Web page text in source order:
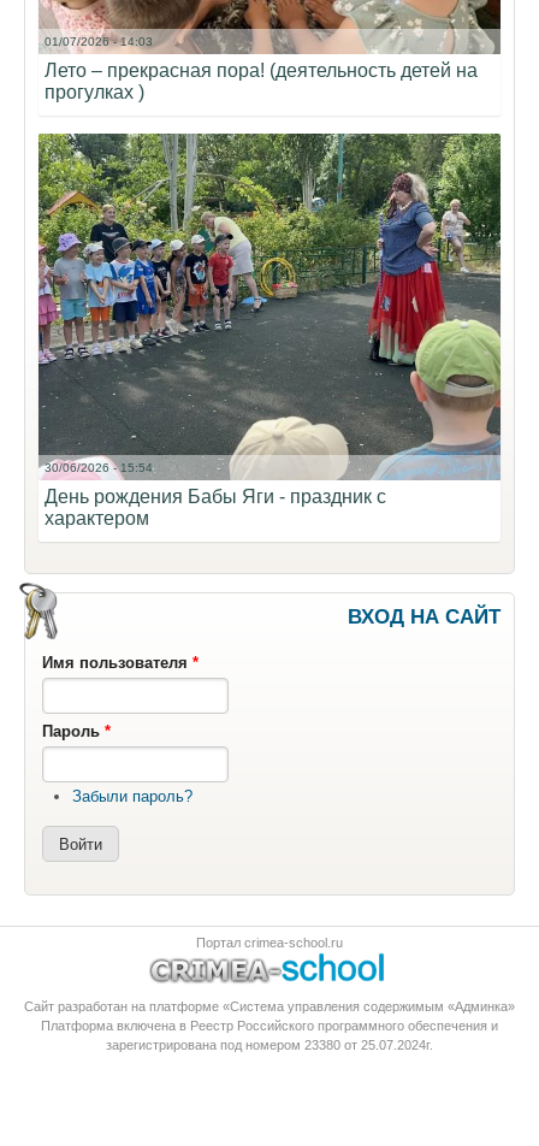
01/07/2026 - 14:03
Лето – прекрасная пора! (деятельность детей на
прогулках )
30/06/2026 - 15:54
День рождения Бабы Яги - праздник с
характером
ВХОД НА САЙТ
Имя пользователя *
Пароль *
Забыли пароль?
Портал crimea-school.ru
Сайт разработан на платформе «Система управления содержимым «Админка»
Платформа включена в Реестр Российского программного обеспечения и
зарегистрирована под номером 23380 от 25.07.2024г.